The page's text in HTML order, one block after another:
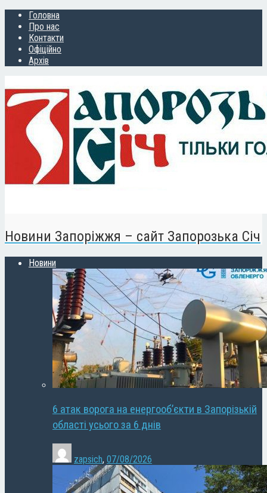
Головна
Про нас
Контакти
Офіційно
Архів
Новини Запоріжжя – сайт Запорозька Січ
Новини
6 атак ворога на енергооб’єкти в Запорізькій
області усього за 6 днів
zapsich, 07/08/2026